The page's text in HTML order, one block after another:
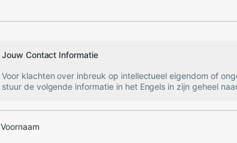
Jouw Contact Informatie
Voor klachten over inbreuk op intellectueel eigendom of
stuur de volgende informatie in het Engels in zijn geheel
Voornaam